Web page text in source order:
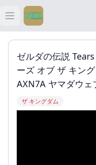
Open main menu
ゼルダの伝説
ーズ オブ ザ キン
AXN7A ヤマダウェ
ザ キングダム